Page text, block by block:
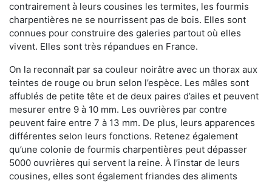
contrairement à leurs cousines les termites, les fourmis
charpentières ne se nourrissent pas de bois. Elles sont
connues pour construire des galeries partout où elles
vivent. Elles sont très répandues en France.
On la reconnaît par sa couleur noirâtre avec un thorax aux
teintes de rouge ou brun selon l’espèce. Les mâles sont
affublés de petite tête et de deux paires d’ailes et peuvent
mesurer entre 9 à 10 mm. Les ouvrières par contre
peuvent faire entre 7 à 13 mm. De plus, leurs apparences
différentes selon leurs fonctions. Retenez également
qu’une colonie de fourmis charpentières peut dépasser
5000 ouvrières qui servent la reine. À l’instar de leurs
cousines, elles sont également friandes des aliments